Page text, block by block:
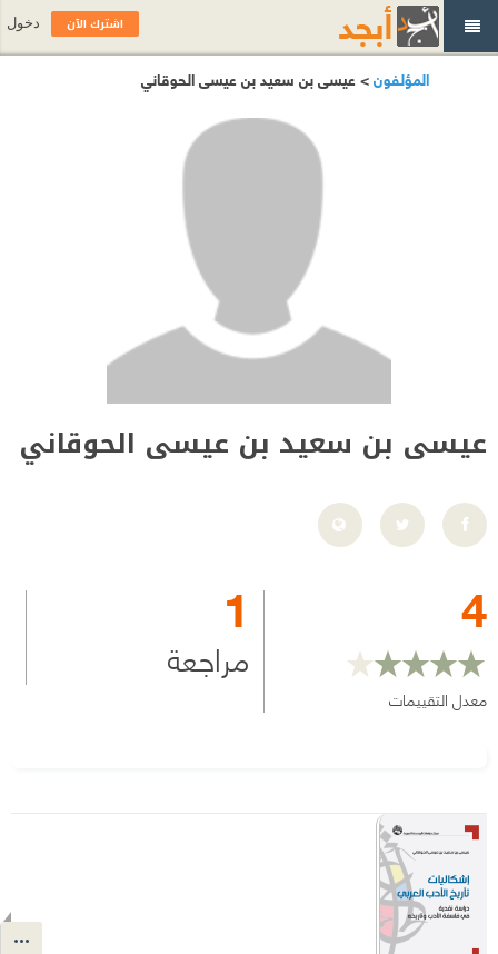
المؤلفون> عيسى بن سعيد بن عيسى الحوقاني
عيسى بن سعيد بن عيسى الحوقاني
4
معدل التقييمات
1
مراجعة
اشترك الآن دخول